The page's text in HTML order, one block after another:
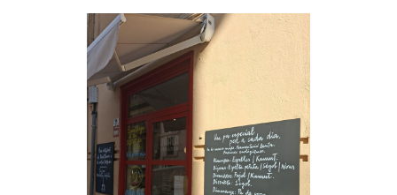
mort
en
Josep
Maria
Romaní